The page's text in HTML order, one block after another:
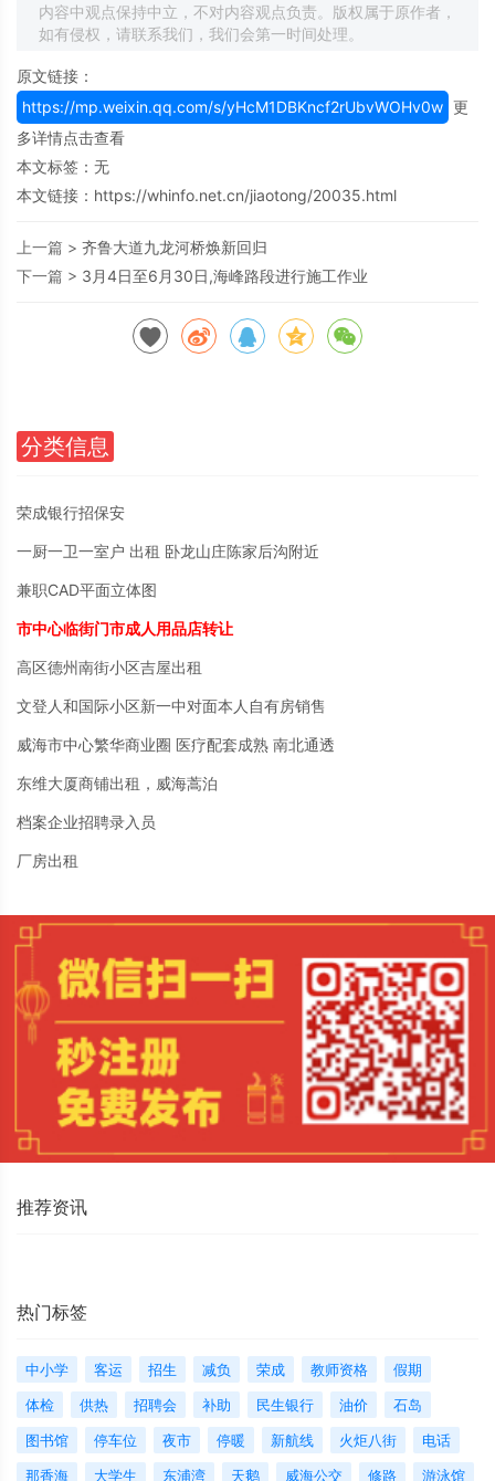
内容中观点保持中立，不对内容观点负责。版权属于原作者，
如有侵权，请联系我们，我们会第一时间处理。
原文链接：
https://mp.weixin.qq.com/s/yHcM1DBKncf2rUbvWOHv0w 更
多详情点击查看
本文标签：无
本文链接： https://whinfo.net.cn/jiaotong/20035.html
上一篇 > 齐鲁大道九龙河桥焕新回归
下一篇 > 3月4日至6月30日,海峰路段进行施工作业
分类信息
荣成银行招保安
一厨一卫一室户 出租 卧龙山庄陈家后沟附近
兼职CAD平面立体图
市中心临街门市成人用品店转让
高区德州南街小区吉屋出租
文登人和国际小区新一中对面本人自有房销售
威海市中心繁华商业圈 医疗配套成熟 南北通透
东维大厦商铺出租，威海蒿泊
档案企业招聘录入员
厂房出租
推荐资讯
热门标签
中小学 客运 招生 减负 荣成 教师资格
假期
体检
供热 招聘会 补助 民生银行 油价
石岛
图书馆
停车位 夜市 停暖 新航线 火炬八街
电话
那香海
大学生 东浦湾 天鹅 威海公交 修路 游泳馆